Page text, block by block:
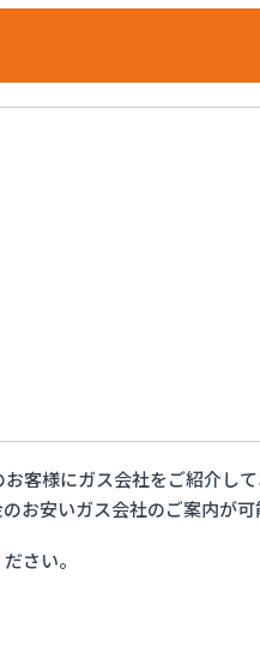
客様にガス会社をご紹介し
お安いガス会社のご案内が可
さい。